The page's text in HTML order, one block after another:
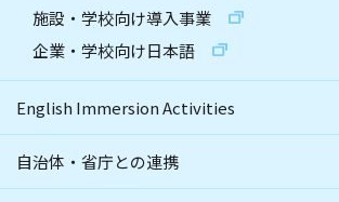
施設・学校向け導入事業
企業・学校向け日本語
English Immersion Activities
自治体・省庁との連携